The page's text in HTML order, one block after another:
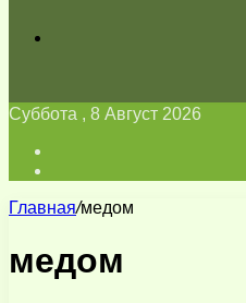
Суббота , 8 Август 2026
Главная/медом
медом